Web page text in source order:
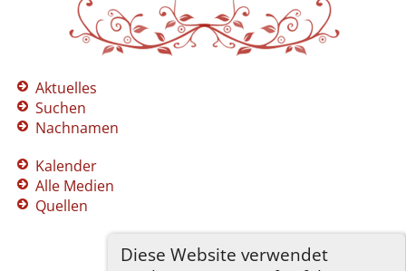
Diese Website verwendet
Aktuelles
Suchen
Nachnamen
Kalender
Alle Medien
Quellen